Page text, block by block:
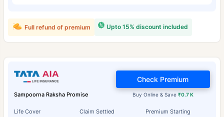
Upto 15% discount included
Full refund of premium
Sampoorna Raksha Promise
Life Cover Claim Settled Premium Starting
Buy Online & Save ₹0.7 K
Check Premium